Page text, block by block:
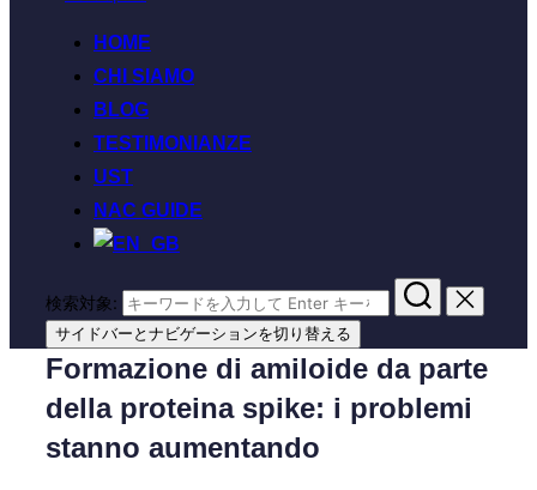
HOME
CHI SIAMO
BLOG
TESTIMONIANZE
UST
NAC GUIDE
検索対象:
サイドバーとナビゲーションを切り替える
Formazione di amiloide da parte
della proteina spike: i problemi
stanno aumentando